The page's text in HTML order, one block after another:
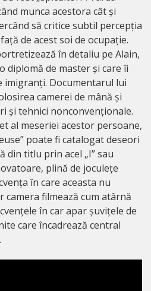
munca acestora cât și
să critice subtil percepția
de acest soi de ocupație.
în detaliu pe Alain,
diplomă de master și care îi
imigranți. Documentarul lui
camerei de mână și
și tehnici nonconvenționale.
al meseriei acestor persoane,
poate fi catalogat deseori
titlu prin acel „I” sau
plină de joculețe
în care aceasta nu
filmează cum atârnă
în car apar șuvițele de
care încadrează central